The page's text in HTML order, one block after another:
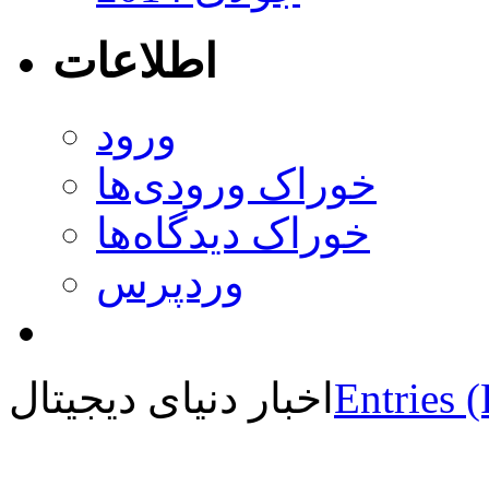
اطلاعات
ورود
خوراک ورودی‌ها
خوراک دیدگاه‌ها
وردپرس
اخبار دنیای دیجیتال Entries